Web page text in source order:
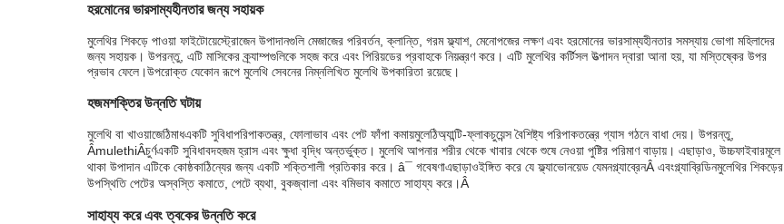
হরমোনের ভারসাম্যহীনতার জন্য সহায়ক
মুলেথির শিকড়ে পাওয়া ফাইটোয়েস্ট্রোজেন উপাদানগুলি মেজাজের পরিবর্তন, ক্লান্তি, গরম ফ্ল্যাশ, মেনোপজের লক্ষণ এবং হরমোনের ভারসাম্যহীনতার সমস্যায় ভোগা মহিলাদের
জন্য সহায়ক। উপরন্তু, এটি মাসিকের ক্র্যাম্পগুলিকে সহজ করে এবং পিরিয়ডের প্রবাহকে নিয়ন্ত্রণ করে। এটি মুলেথির কর্টিসল উত্পাদন দ্বারা আনা হয়, যা মস্তিষ্কের উপর
প্রভাব ফেলে।উপরোক্ত যেকোন রূপে মুলেথি সেবনের নিম্নলিখিত মুলেথি উপকারিতা রয়েছে।
হজমশক্তির উন্নতি ঘটায়
মুলেথি বা খাওয়াজেঠিমাধএকটি সুবিধাপরিপাকতন্ত্র, ফোলাভাব এবং পেট ফাঁপা কমায়মুলেঠিঅ্যান্টি-ফ্লাকচুয়েন্স বৈশিষ্ট্য পরিপাকতন্ত্রে গ্যাস গঠনে বাধা দেয়। উপরন্তু,
ÂmulethiÂচুর্ণএকটি সুবিধাবদহজম হ্রাস এবং ক্ষুধা বৃদ্ধি অন্তর্ভুক্ত। মুলেথি আপনার শরীর থেকে খাবার থেকে শুষে নেওয়া পুষ্টির পরিমাণ বাড়ায়। এছাড়াও, উচ্চফাইবারমূলে
থাকা উপাদান এটিকে কোষ্ঠকাঠিন্যের জন্য একটি শক্তিশালী প্রতিকার করে। â¯ গবেষণাএছাড়াওইঙ্গিত করে যে ফ্ল্যাভোনয়েড যেমনগ্ল্যাব্রেনÂ এবংগ্ল্যাব্রিডিনমুলেথির শিকড়ের
উপস্থিতি পেটের অস্বস্তি কমাতে, পেটে ব্যথা, বুকজ্বালা এবং বমিভাব কমাতে সাহায্য করে।Â
সাহায্য করে এবং ত্বকের উন্নতি করে